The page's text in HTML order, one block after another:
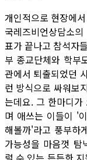
개인적으로 현장에
국레즈비언상담소
표가 끝나고 참석자
부 종교단체와 학부
관에서 퇴출되었던
런 방식으로 싸워보
는데요. 그 한마디가
며 애쓰는 이들이 '
해볼까'라고 풍부하
가능성을 마음껏 탐